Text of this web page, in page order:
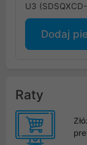
U3
Dodaj
Raty